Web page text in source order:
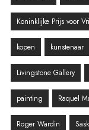
Koninklijke Prijs voor
kopen kunstenaar
Livingstone Gallery
painting Raquel
Roger Wardin